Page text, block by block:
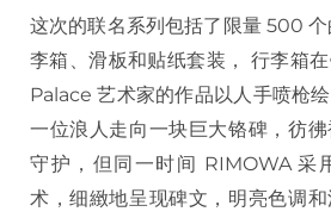
这次的联名系列包括了限量 500
李箱、滑板和贴纸套装， 行李箱
Palace 艺术家的作品以人手喷枪
一位浪人走向一块巨大铬碑，彷
守护，但同一时间 RIMOWA 采
术，细緻地呈现碑文，明亮色调